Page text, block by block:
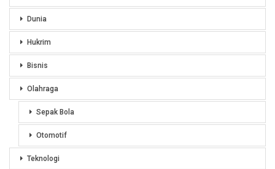
Dunia
Hukrim
Bisnis
Olahraga
Sepak Bola
Otomotif
Teknologi